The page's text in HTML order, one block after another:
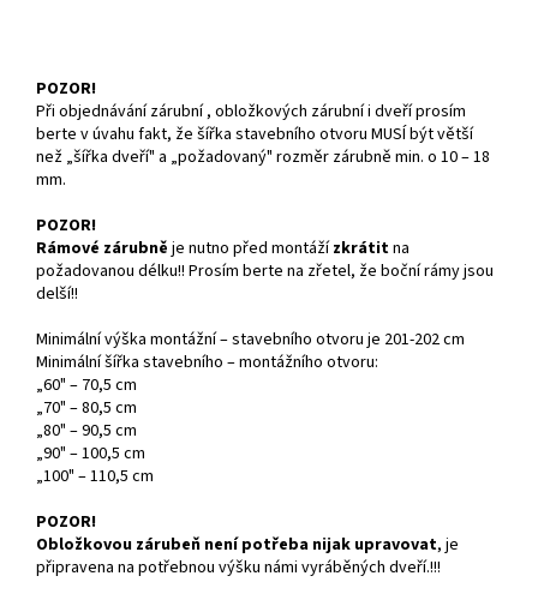
POZOR!
Při objednávání zárubní , obložkových zárubní i dveří prosím
berte v úvahu fakt, že šířka stavebního otvoru MUSÍ být větší
než „šířka dveří" a „požadovaný" rozměr zárubně min. o 10 – 18
mm.
POZOR!
Rámové zárubně je nutno před montážízkrátitna
požadovanou délku!! Prosím berte na zřetel, že boční rámy jsou
delší!!
Minimální výška montážní – stavebního otvoru je 201-202 cm
Minimální šířka stavebního – montážního otvoru:
„60" – 70,5 cm
„70" – 80,5 cm
„80" – 90,5 cm
„90" – 100,5 cm
„100" – 110,5 cm
POZOR!
Obložkovou zárubeň není potřeba nijak upravovat, je
připravena na potřebnou výšku námi vyráběných dveří.!!!